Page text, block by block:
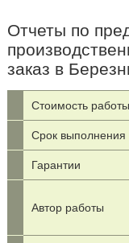
Отчеты по
заказ в
Стоимость работы
Срок выполнения
Гарантии
Автор работы